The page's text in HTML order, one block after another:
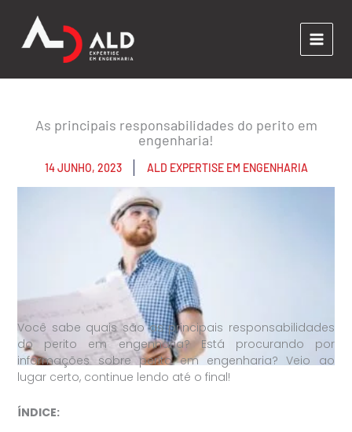
As principais responsabilidades do perito em
engenharia!
14 JUNHO, 2023 ALD EXPERTISE EM ENGENHARIA
Você sabe quais são as principais responsabilidades
do perito em engenharia? Está procurando por
informações sobre perito em engenharia? Veio ao
lugar certo, continue lendo até o final!
ÍNDICE: